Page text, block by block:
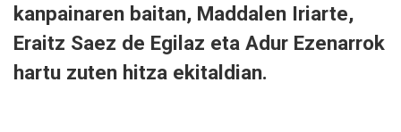
kanpainaren baitan, Maddalen Iriarte,
Eraitz Saez de Egilaz eta Adur Ezenarrok
hartu zuten hitza ekitaldian.